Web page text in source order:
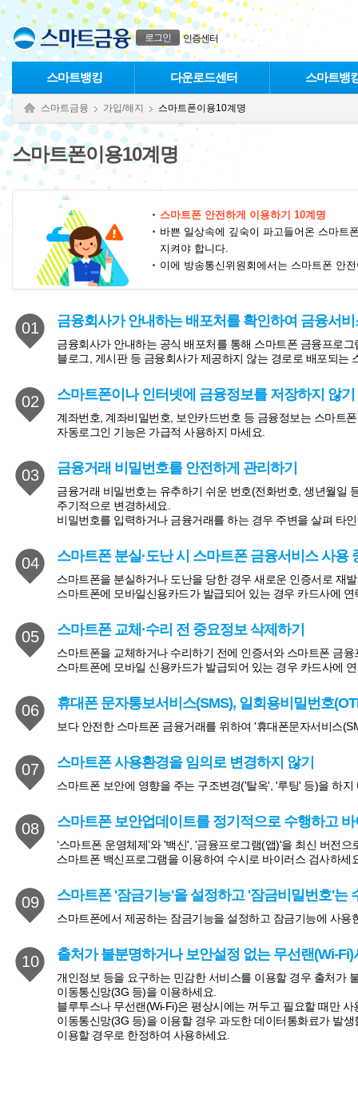
본문으로 바로가기
푸터 바로가기
로그인 인증센터
스마트뱅킹 다운로드센터 스마트뱅
스마트금융 가입/해지 스마트폰이용10계명
스마트폰이용10계명
스마트폰 안전하게 이용하기 10계명
바쁜 일상속에 깊숙이 파고들어온 스마트
지켜야 합니다.
이에 방송통신위원회에서는 스마트폰 안
01 금융회사가 안내하는 배포처를 확인하여 금융서
금융회사가 안내하는 공식 배포처를 통해 스마트폰 금융프로
블로그, 게시판 등 금융회사가 제공하지 않는 경로로 배포되는
02 스마트폰이나 인터넷에 금융정보를 저장하지 않기
계좌번호, 계좌비밀번호, 보안카드번호 등 금융정보는 스마트
자동로그인 기능은 가급적 사용하지 마세요.
03 금융거래 비밀번호를 안전하게 관리하기
금융거래 비밀번호는 유추하기 쉬운 번호(전화번호, 생년월일
주기적으로 변경하세요.
비밀번호를 입력하거나 금융거래를 하는 경우 주변을 살펴 타
04 스마트폰 분실·도난 시 스마트폰 금융서비스 사용
스마트폰을 분실하거나 도난을 당한 경우 새로운 인증서로 재
스마트폰에 모바일신용카드가 발급되어 있는 경우 카드사에
05 스마트폰 교체·수리 전 중요정보 삭제하기
스마트폰을 교체하거나 수리하기 전에 인증서와 스마트폰 금
스마트폰에 모바일 신용카드가 발급되어 있는 경우 카드사에
06 휴대폰 문자통보서비스(SMS), 일회용비밀번호
보다 안전한 스마트폰 금융거래를 위하여 '휴대폰문자서비스
07 스마트폰 사용환경을 임의로 변경하지 않기
스마트폰 보안에 영향을 주는 구조변경('탈옥', '루팅' 등)을 하지
08 스마트폰 보안업데이트를 정기적으로 수행하고
‘스마트폰 운영체제’와 '백신', '금융프로그램(앱)'을 최신 버전으
스마트폰 백신프로그램을 이용하여 수시로 바이러스 검사하세
09 스마트폰 '잠금기능'을 설정하고 '잠금비밀번호'는
스마트폰에서 제공하는 잠금기능을 설정하고 잠금기능에 사용
10 출처가 불분명하거나 보안설정 없는 무선랜(Wi-
개인정보 등을 요구하는 민감한 서비스를 이용할 경우 출처가
이동통신망(3G 등)을 이용하세요.
블루투스나 무선랜(Wi-Fi)은 평상시에는 꺼두고 필요할 때만 사
이동통신망(3G 등)을 이용할 경우 과도한 데이터통화료가 발
이용할 경우로 한정하여 사용하세요.